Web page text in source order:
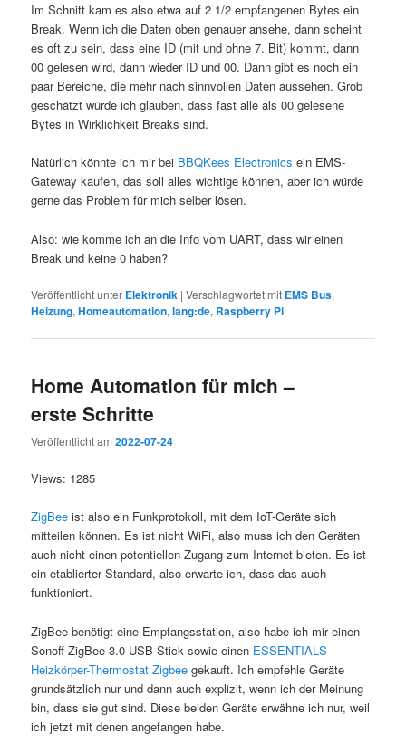
Im Schnitt kam es also etwa auf 2 1/2 empfangenen Bytes ein
Break. Wenn ich die Daten oben genauer ansehe, dann scheint
es oft zu sein, dass eine ID (mit und ohne 7. Bit) kommt, dann
00 gelesen wird, dann wieder ID und 00. Dann gibt es noch ein
paar Bereiche, die mehr nach sinnvollen Daten aussehen. Grob
geschätzt würde ich glauben, dass fast alle als 00 gelesene
Bytes in Wirklichkeit Breaks sind.
Natürlich könnte ich mir bei BBQKees Electronics ein EMS-
Gateway kaufen, das soll alles wichtige können, aber ich würde
gerne das Problem für mich selber lösen.
Also: wie komme ich an die Info vom UART, dass wir einen
Break und keine 0 haben?
Veröffentlicht unter Elektronik |Verschlagwortet mit EMS Bus,
Heizung,Homeautomation,lang:de, Raspberry Pi
Home Automation für mich –
erste Schritte
Veröffentlicht am2022-07-24
Views: 1285
ZigBee ist also ein Funkprotokoll, mit dem IoT-Geräte sich
mitteilen können. Es ist nicht WiFi, also muss ich den Geräten
auch nicht einen potentiellen Zugang zum Internet bieten. Es ist
ein etablierter Standard, also erwarte ich, dass das auch
funktioniert.
ZigBee benötigt eine Empfangsstation, also habe ich mir einen
Sonoff ZigBee 3.0 USB Stick sowie einen ESSENTIALS
Heizkörper-Thermostat Zigbee gekauft. Ich empfehle Geräte
grundsätzlich nur und dann auch explizit, wenn ich der Meinung
bin, dass sie gut sind. Diese beiden Geräte erwähne ich nur, weil
ich jetzt mit denen angefangen habe.